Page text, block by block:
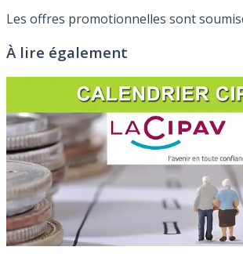
Les offres promotionnelles sont
À lire également